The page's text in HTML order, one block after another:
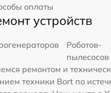
оплаты
устройств
Роботов-
пылесосов
ремонтом и
техники Bort по